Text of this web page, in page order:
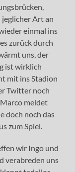
Art an
einmal ins
zurück durch
uns, der
ist wirklich
mit ins Stadion
Twitter noch
meldet
doch noch das
zum Spiel.
wir Ingo und
verabreden uns